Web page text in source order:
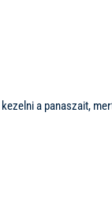
a panaszait,